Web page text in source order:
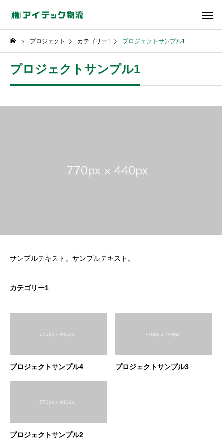
プロジェクト カテゴリー1 プロジェクトサンプル1
プロジェクトサンプル1
サンプルテキスト。サンプルテキスト。
カテゴリー1
プロジェクトサンプル4 プロジェクトサンプル3
プロジェクトサンプル2